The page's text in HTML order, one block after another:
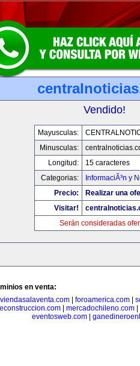
Vendido!
Mayusculas:
Minusculas:
Longitud:
15 caracteres
Categorias:
InformaciÃ³n y
Precio:
Realizar una
Visitar!
Serán consideradas
en venta:
| foroamerica.com|
mercadochileno.com
eventosweb.com|